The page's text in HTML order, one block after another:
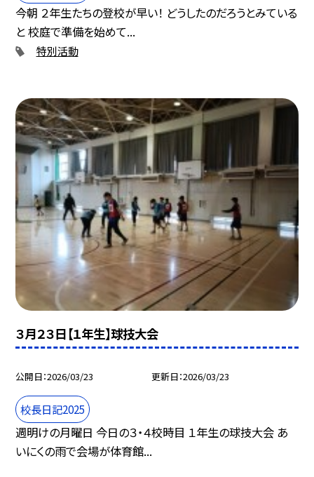
今朝 ２年生たちの登校が早い！ どうしたのだろうとみている
と 校庭で準備を始めて...
特別活動
３月２３日【１年生】球技大会
公開日 2026/03/23 更新日 2026/03/23
校長日記2025
週明けの月曜日 今日の３・４校時目 １年生の球技大会 あ
いにくの雨で会場が体育館...